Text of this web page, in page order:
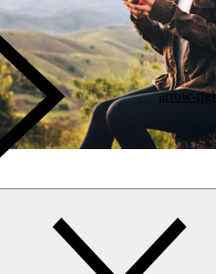
arrow-